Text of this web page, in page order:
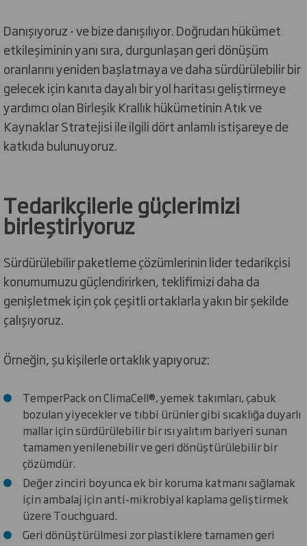
Danışıyoruz - ve bize danışılıyor. Doğrudan hükümet
etkileşiminin yanı sıra, durgunlaşan geri dönüşüm
oranlarını yeniden başlatmaya ve daha sürdürülebilir bir
gelecek için kanıta dayalı bir yol haritası geliştirmeye
yardımcı olan Birleşik Krallık hükümetinin Atık ve
Kaynaklar Stratejisi ile ilgili dört anlamlı istişareye de
katkıda bulunuyoruz.
Tedarikçilerle güçlerimizi
birleştiriyoruz
Sürdürülebilir paketleme çözümlerinin lider tedarikçisi
konumumuzu güçlendirirken, teklifimizi daha da
genişletmek için çok çeşitli ortaklarla yakın bir şekilde
çalışıyoruz.
Örneğin, şu kişilerle ortaklık yapıyoruz:
TemperPack on ClimaCell®, yemek takımları, çabuk
bozulan yiyecekler ve tıbbi ürünler gibi sıcaklığa duyarlı
mallar için sürdürülebilir bir ısı yalıtım bariyeri sunan
tamamen yenilenebilir ve geri dönüştürülebilir bir
çözümdür.
Değer zinciri boyunca ek bir koruma katmanı sağlamak
için ambalaj için anti-mikrobiyal kaplama geliştirmek
üzere Touchguard.
Geri dönüştürülmesi zor plastiklere tamamen geri